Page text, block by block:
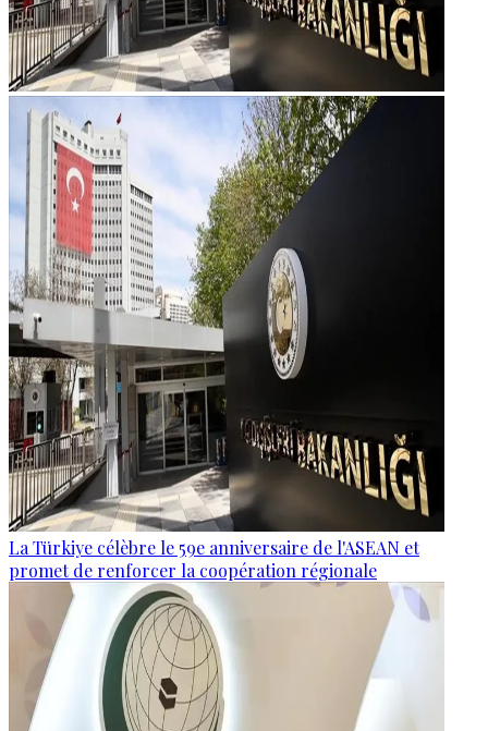
La Türkiye célèbre le 59e anniversaire de l'ASEAN et
promet de renforcer la coopération régionale